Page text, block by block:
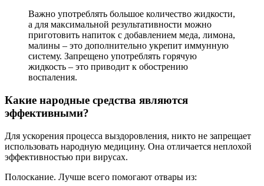
Важно употреблять большое количество жидкости,
а для максимальной результативности можно
приготовить напиток с добавлением меда, лимона,
малины – это дополнительно укрепит иммунную
систему. Запрещено употреблять горячую
жидкость – это приводит к обострению
воспаления.
Какие народные средства являются
эффективными?
Для ускорения процесса выздоровления, никто не запрещает
использовать народную медицину. Она отличается неплохой
эффективностью при вирусах.
Полоскание. Лучше всего помогают отвары из: